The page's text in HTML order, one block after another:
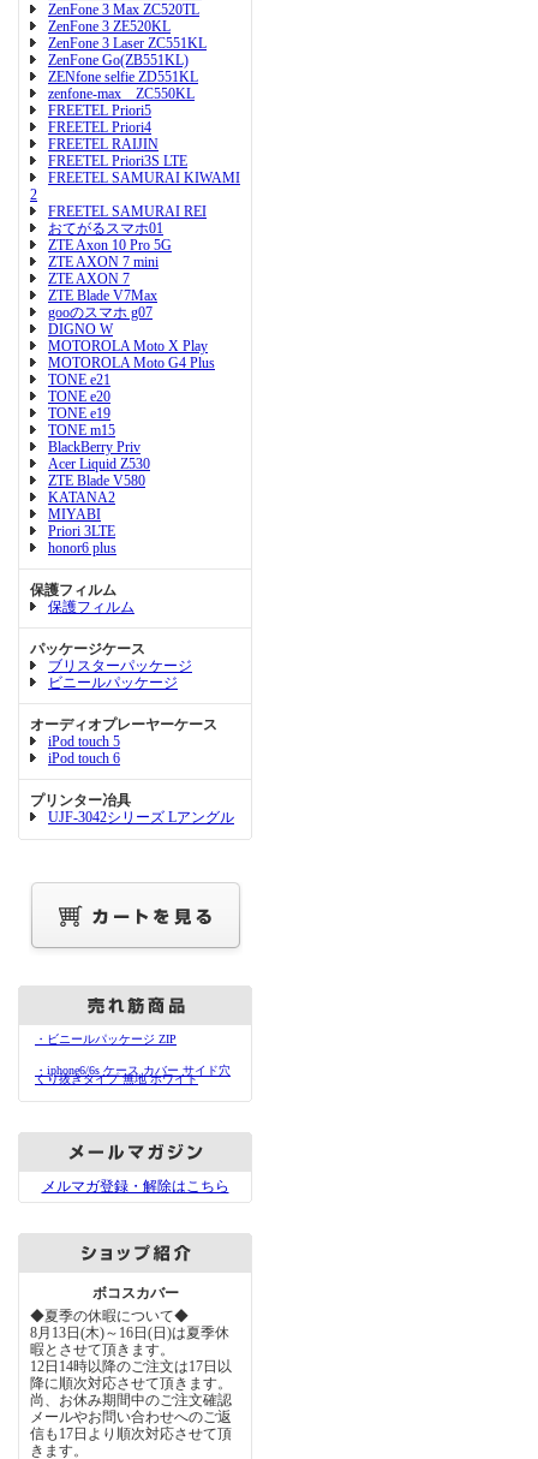
ZenFone 3 Max ZC520TL
ZenFone 3 ZE520KL
ZenFone 3 Laser ZC551KL
ZenFone Go(ZB551KL)
ZENfone selfie ZD551KL
zenfone-max ZC550KL
FREETEL Priori5
FREETEL Priori4
FREETEL RAIJIN
FREETEL Priori3S LTE
FREETEL SAMURAI KIWAMI
2
FREETEL SAMURAI REI
おてがるスマホ01
ZTE Axon 10 Pro 5G
ZTE AXON 7 mini
ZTE AXON 7
ZTE Blade V7Max
gooのスマホ g07
DIGNO W
MOTOROLA Moto X Play
MOTOROLA Moto G4 Plus
TONE e21
TONE e20
TONE e19
TONE m15
BlackBerry Priv
Acer Liquid Z530
ZTE Blade V580
KATANA2
MIYABI
Priori 3LTE
honor6 plus
保護フィルム
保護フィルム
パッケージケース
ブリスターパッケージ
ビニールパッケージ
オーディオプレーヤーケース
iPod touch 5
iPod touch 6
プリンター冶具
UJF-3042シリーズ Lアングル
・ビニールパッケージ ZIP
・iphone6/6s ケース カバー サイド穴
くり抜きタイプ 無地 ホワイト
メルマガ登録・解除はこちら
ボコスカバー
◆夏季の休暇について◆
8月13日(木)～16日(日)は夏季休
暇とさせて頂きます。
12日14時以降のご注文は17日以
降に順次対応させて頂きます。
尚、お休み期間中のご注文確認
メールやお問い合わせへのご返
信も17日より順次対応させて頂
きます。